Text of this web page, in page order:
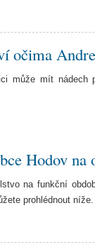
očima
může mít nádech
Hodov na
na funkční
prohlédnout níže.